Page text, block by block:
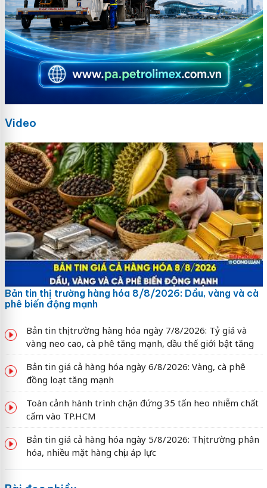
Video
Bản tin thị trường hàng hóa 8/8/2026: Dầu, vàng và cà
phê biến động mạnh
Bản tin thị trường hàng hóa ngày 7/8/2026: Tỷ giá và
vàng neo cao, cà phê tăng mạnh, dầu thế giới bật tăng
Bản tin giá cả hàng hóa ngày 6/8/2026: Vàng, cà phê
đồng loạt tăng mạnh
Toàn cảnh hành trình chặn đứng 35 tấn heo nhiễm chất
cấm vào TP.HCM
Bản tin giá cả hàng hóa ngày 5/8/2026: Thị trường phân
hóa, nhiều mặt hàng chịu áp lực